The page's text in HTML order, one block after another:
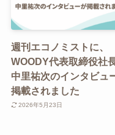
週刊エコノミストに、
WOODY代表取締役社
中里祐次のインタビュ
掲載されました
2026年5月23日